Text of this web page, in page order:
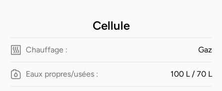
Cellule
Chauffage : Gaz
Eaux propres/usées : 100 L / 70 L